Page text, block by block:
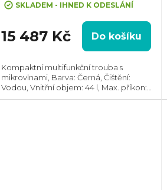
SKLADEM - IHNED K ODESLÁNÍ
15 487 Kč Do košíku
Kompaktní multifunkční trouba s
mikrovlnami, Barva: Černá, Čištění:
Vodou, Vnitřní objem: 44 l, Max. příkon:
3000 W, Gril, Rozměry (VxŠxH):